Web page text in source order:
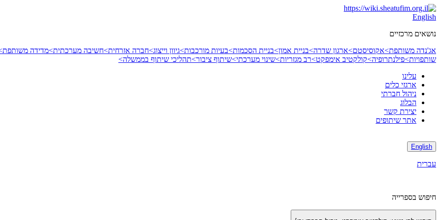
Skip
to
English
נושאים מרכזיים
אג'נדה משותפת>אקוסיסטם>ארגון שדרה>בניית אמון>בניית הסכמות>בעיות מורכבות>גיוון וייצוג>חברה אזרחית>חשיבה מערכתית>מדידה
שותפויות>פילנתרופיה>קולקטיב אימפקט>רב מגזריות>שינוי מערכתי>שיתוף ציבור>תהליכי שיתוף בממשלה>
עלינו
ארגזי כלים
ניהול חברתי
הבלוג
יצירת קשר
אתר שיתופים
English
עברית
חיפוש בספרייה